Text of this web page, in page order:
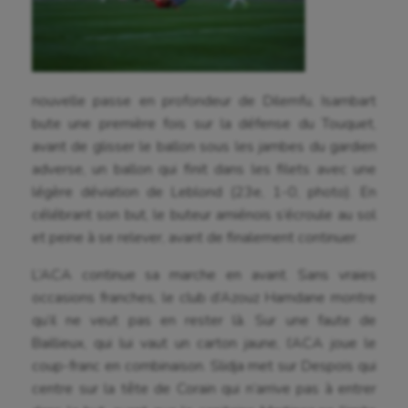
nouvelle passe en profondeur de Dilemfu, Isambart
bute une première fois sur la défense du Touquet,
avant de glisser le ballon sous les jambes du gardien
adverse, un ballon qui finit dans les filets avec une
légère déviation de Leblond (23e, 1-0, photo). En
célébrant son but, le buteur amiénois s’écroule au sol
et peine à se relever, avant de finalement continuer.
L’ACA continue sa marche en avant. Sans vraies
occasions franches, le club d’Azouz Hamdane montre
qu’il ne veut pas en rester là. Sur une faute de
Baillieux, qui lui vaut un carton jaune, l’ACA joue le
coup-franc en combinaison. Slidja met sur Despois qui
centre sur la tête de Corain qui n’arrive pas à entrer